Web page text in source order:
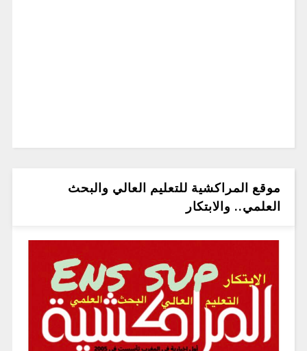
موقع المراكشية للتعليم العالي والبحث
العلمي.. والابتكار